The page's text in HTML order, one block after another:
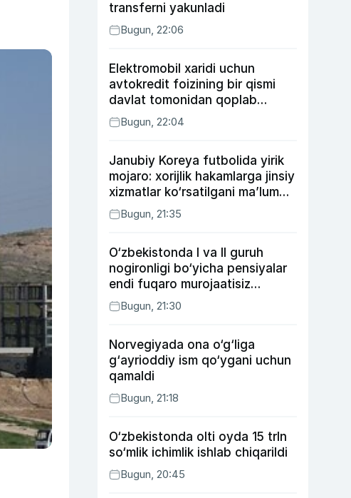
transferni yakunladi
Bugun, 22:06
Elektromobil xaridi uchun
avtokredit foizining bir qismi
davlat tomonidan qoplab
berilishi mumkin
Bugun, 22:04
Janubiy Koreya futbolida yirik
mojaro: xorijlik hakamlarga jinsiy
xizmatlar ko‘rsatilgani ma’lum
qilindi
Bugun, 21:35
O‘zbekistonda I va II guruh
nogironligi bo‘yicha pensiyalar
endi fuqaro murojaatisiz
tayinlanishi mumkin
Bugun, 21:30
Norvegiyada ona o‘g‘liga
g‘ayrioddiy ism qo‘ygani uchun
qamaldi
Bugun, 21:18
O‘zbekistonda olti oyda 15 trln
so‘mlik ichimlik ishlab chiqarildi
Bugun, 20:45